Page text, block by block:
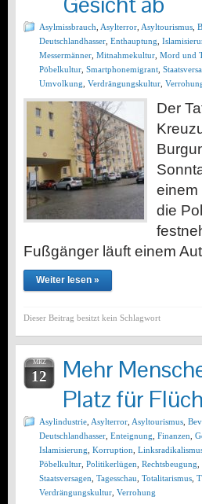
Asylmissbrauch Asylterror Asyltourismus
Deutschlandhasser Enthauptung
Messermänner Mitnahmekultur Mord und
Pöbelkultur Smartphonemigrant
Umvolkung Verdrängungskultur
Der
einem
die
Fußgänger läuft einem
Weiter lesen »
Dieser Beitrag besitzt kein Schlagwort
MRZ
12
Mehr
Platz für
Asylindustrie Asylterror Asyltourismus
Deutschlandhasser Enteignung Finanzen
Islamisierung Korruption
Pöbelkultur Politikerlügen Rechtsbeugung
Staatsversagen Tagesschau Totalitarismus
Verdrängungskultur Verrohung